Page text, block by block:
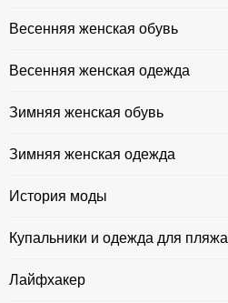
Весенняя женская обувь
Весенняя женская одежда
Зимняя женская обувь
Зимняя женская одежда
История моды
Купальники и одежда для пляжа
Лайфхакер